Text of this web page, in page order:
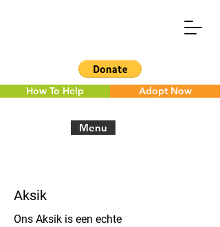
How To Help Adopt Now
Menu
Aksik
Ons Aksik is een echte